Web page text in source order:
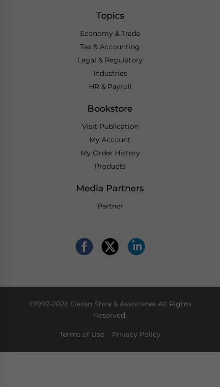
Topics
Economy & Trade
Tax & Accounting
Legal & Regulatory
Industries
HR & Payroll
Bookstore
Visit Publication
My Account
My Order History
Products
Media Partners
Partner
©1992-2026 Dezan Shira & Associates All Rights
Reserved.
Terms of Use Privacy Policy